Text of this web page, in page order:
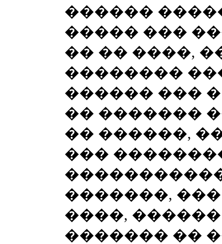
������
����� ���
�� �� ����,
��������
������ ���
�� �������
�� ������,
���
�������,
����,
������� ��